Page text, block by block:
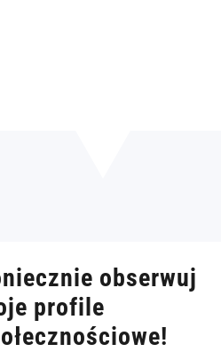
obserwuj
profile